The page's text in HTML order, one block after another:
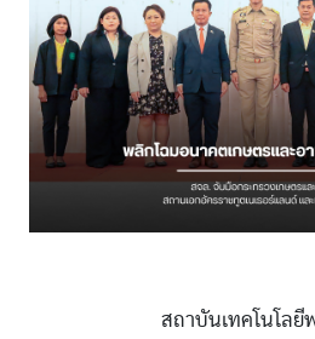
สถาบันเทคโนโลยีพระจอ